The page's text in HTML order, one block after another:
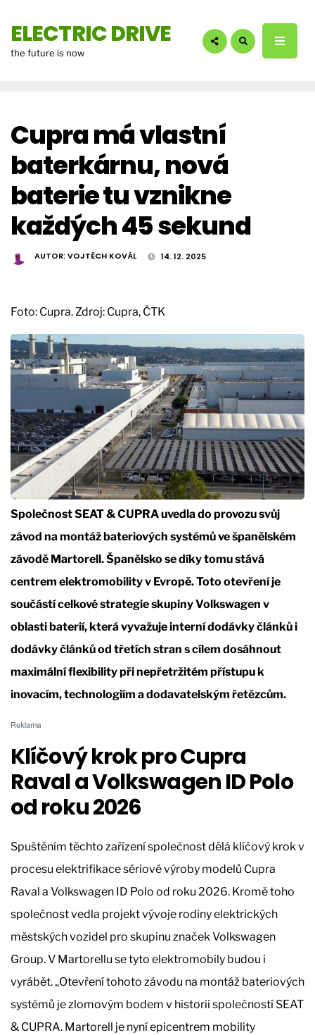
ELECTRIC DRIVE
the future is now
Cupra má vlastní
baterkárnu, nová
baterie tu vznikne
každých 45 sekund
AUTOR:VOJTĚCH KOVÁL 14. 12. 2025
Foto: Cupra. Zdroj: Cupra, ČTK
Společnost SEAT & CUPRA uvedla do provozu svůj
závod na montáž bateriových systémů ve španělském
závodě Martorell. Španělsko se díky tomu stává
centrem elektromobility v Evropě. Toto otevření je
součástí celkové strategie skupiny Volkswagen v
oblasti baterií, která vyvažuje interní dodávky článků i
dodávky článků od třetích stran s cílem dosáhnout
maximální flexibility při nepřetržitém přístupu k
inovacím, technologiím a dodavatelským řetězcům.
Klíčový krok pro Cupra
Raval a Volkswagen ID Polo
od roku 2026
Spuštěním těchto zařízení společnost dělá klíčový krok v
procesu elektrifikace sériové výroby modelů Cupra
Raval a Volkswagen ID Polo od roku 2026. Kromě toho
společnost vedla projekt vývoje rodiny elektrických
městských vozidel pro skupinu značek Volkswagen
Group. V Martorellu se tyto elektromobily budou i
vyrábět. „Otevření tohoto závodu na montáž bateriových
systémů je zlomovým bodem v historii společností SEAT
& CUPRA. Martorell je nyní epicentrem mobility